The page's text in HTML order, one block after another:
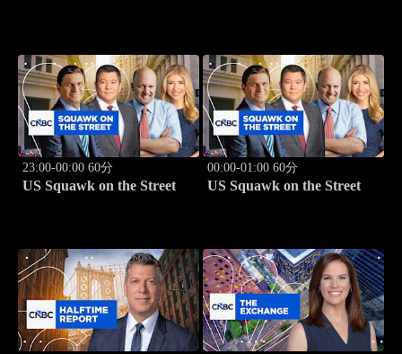
23:00-00:00 60分
US Squawk on the Street
00:00-01:00 60分
US Squawk on the Street